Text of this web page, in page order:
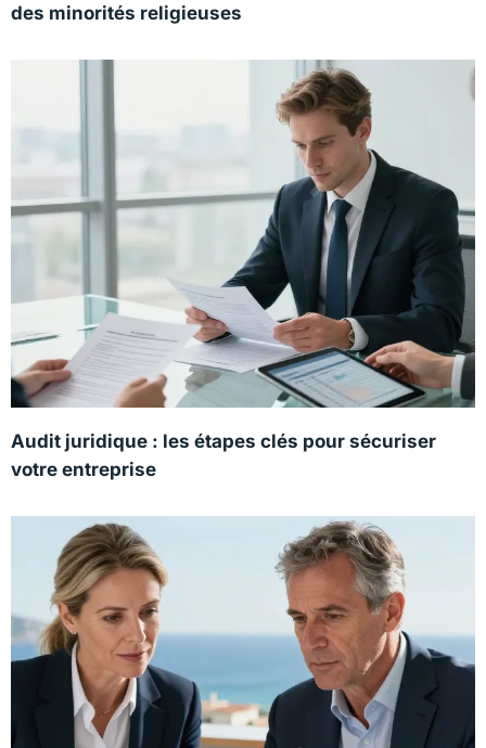
des minorités religieuses
Audit juridique : les étapes clés pour sécuriser
votre entreprise